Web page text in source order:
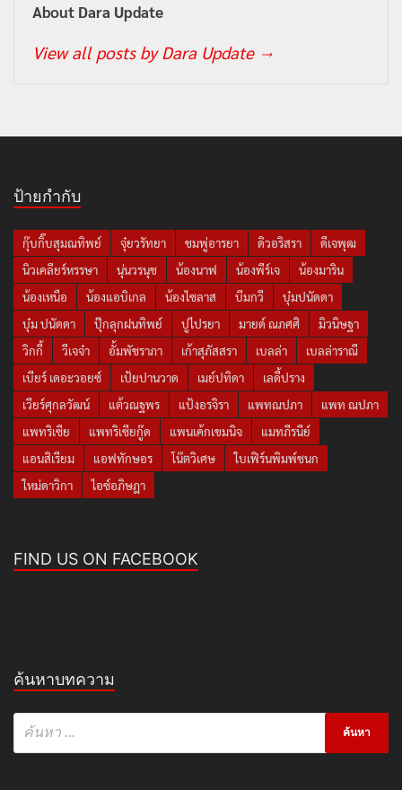
About Dara Update
View all posts by Dara Update →
ป้ายกำกับ
กุ๊บกิ๊บสุมณทิพย์ จุ๋ยวรัทยา ชมพู่อารยา ดิวอริสรา
ดีเจพุฒ
นิวเคลียร์หรรษา
นุ่นวรนุช น้องนาฟ น้องพีร์เจ
น้องมาริน
น้องเหนือ
น้องแอบิเกล น้องไซลาส บีมกวี
บุ๋มปนัดดา
บุ๋ม ปนัดดา
ปุ๊กลุกฝนทิพย์ ปูไปรยา มายด์ ณภศศิ
มิวนิษฐา
วิกกี้
วีเจจ๋า อั้มพัชราภา เก้าสุภัสสรา เบลล่า
เบลล่าราณี
เบียร์ เดอะวอยซ์
เป้ยปานวาด เมย์ปทิดา
เลดี้ปราง
เวียร์ศุกลวัฒน์
แต้วณฐพร แป้งอรจิรา แพทณปภา
แพท ณปภา
แพทริเซีย
แพทริเซียกู๊ด แพนเค้กเขมนิจ
แมทภีรนีย์
แอนสิเรียม
แอฟทักษอร โน๊ตวิเศษ
ใบเฟิร์นพิมพ์ชนก
ใหม่ดาวิกา
ไอซ์อภิษฎา
FIND US ON FACEBOOK
ค้นหาบทความ